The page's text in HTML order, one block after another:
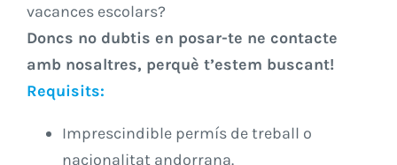
vacances escolars?
Doncs no dubtis en posar-te ne contacte
amb nosaltres, perquè t’estem buscant!
Requisits:
Imprescindible permís de treball o
nacionalitat andorrana.